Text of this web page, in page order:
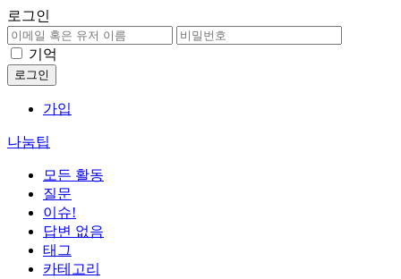
로그인
기억
가입
나눔팁
모든 활동
질문
이슈!
답변 없음
태그
카테고리